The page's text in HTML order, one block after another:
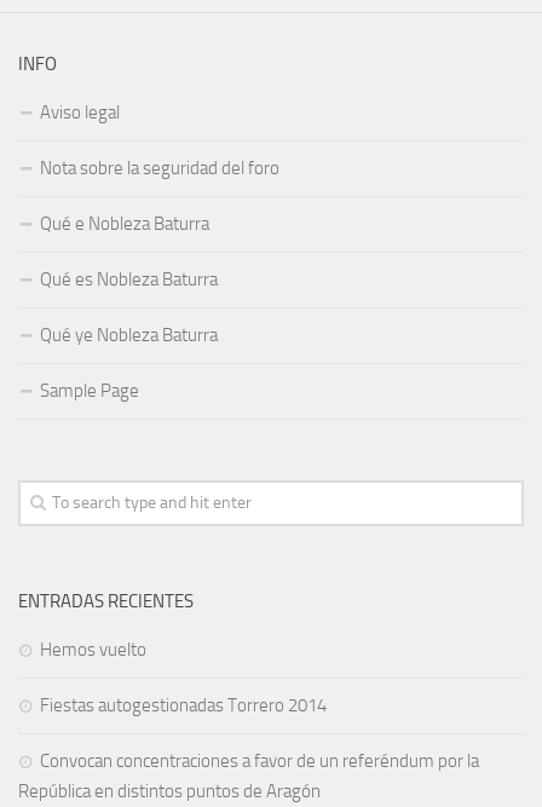
INFO
Aviso legal
Nota sobre la seguridad del foro
Qué e Nobleza Baturra
Qué es Nobleza Baturra
Qué ye Nobleza Baturra
Sample Page
ENTRADAS RECIENTES
Hemos vuelto
Fiestas autogestionadas Torrero 2014
Convocan concentraciones a favor de un referéndum por la
República en distintos puntos de Aragón